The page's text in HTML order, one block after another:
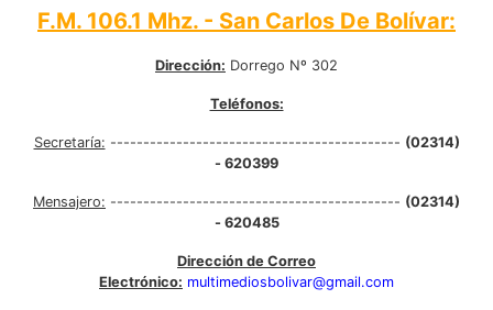
F.M. 106.1 Mhz. - San Carlos De Bolívar:
Dirección: Dorrego Nº 302
Teléfonos:
Secretaría: -------------------------------------------- (02314)
- 620399
Mensajero: -------------------------------------------- (02314)
- 620485
Dirección de Correo
Electrónico: multimediosbolivar@gmail.com